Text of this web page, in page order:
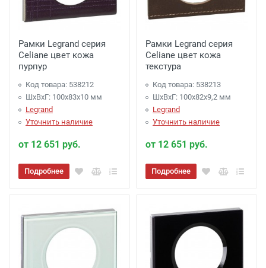
Рамки Legrand серия
Celiane цвет кожа
пурпур
Код товара: 538212
ШхВхГ: 100x83x10 мм
Legrand
Уточнить наличие
от 12 651 руб.
Подробнее
Рамки Legrand серия
Celiane цвет кожа
текстура
Код товара: 538213
ШхВхГ: 100x82x9,2 мм
Legrand
Уточнить наличие
от 12 651 руб.
Подробнее